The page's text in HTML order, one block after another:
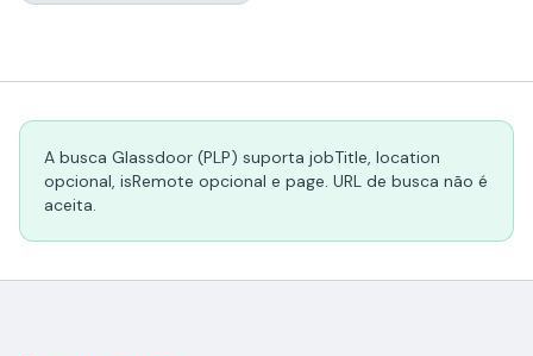
A busca Glassdoor (PLP) suporta jobTitle, location
opcional, isRemote opcional e page. URL de busca não é
aceita.